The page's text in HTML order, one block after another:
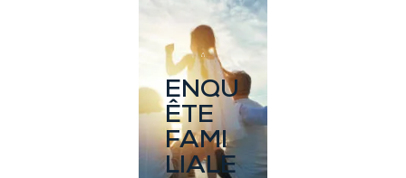
ENQU
ÊTE
FAMI
LIALE